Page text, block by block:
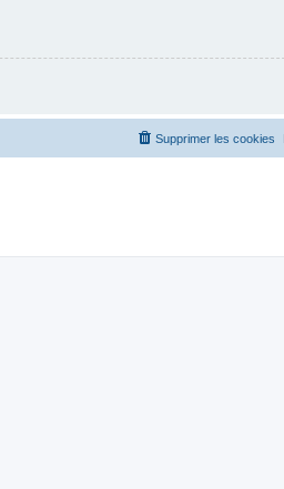
Supprimer les cookies